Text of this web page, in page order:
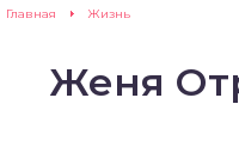
Главная Жизнь
Женя